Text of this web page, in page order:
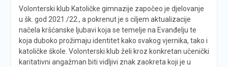
Volonterski klub Katoličke gimnazije započeo je djelovanje
u šk. god 2021./22., a pokrenut je s ciljem aktualizacije
načela kršćanske ljubavi koja se temelje na Evanđelju te
koja duboko prožimaju identitet kako svakog vjernika, tako i
katoličke škole. Volonterski klub želi kroz konkretan učenički
karitativni angažman biti vidljivi znak zaokreta koji je u